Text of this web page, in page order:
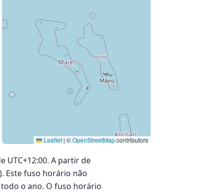
Leaflet | ©OpenStreetMapcontributors
UTC+12:00. A partir de
Este fuso horário não
o ano. O fuso horário